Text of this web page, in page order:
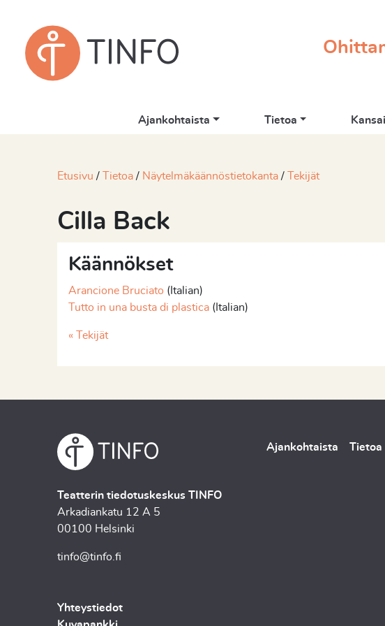
Ajankohtaista Tietoa
Etusivu Tietoa Näytelmäkäännöstietokanta Tekijät
Cilla Back
Käännökset
Arancione Bruciato (Italian)
Tutto in una busta di plastica (Italian)
« Tekijät
Teatterin tiedotuskeskus TINFO
Arkadiankatu 12 A 5
00100 Helsinki
tinfo@tinfo.fi
Ajankohtaista Tietoa
Yhteystiedot